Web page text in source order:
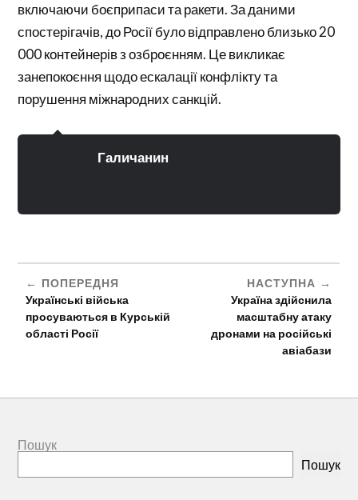
включаючи боєприпаси та ракети. За даними
спостерігачів, до Росії було відправлено близько 20
000 контейнерів з озброєнням. Це викликає
занепокоєння щодо ескалації конфлікту та
порушення міжнародних санкцій.
Галичанин
ПОПЕРЕДНЯ
Українські війська
просуваються в Курській
області Росії
НАСТУПНА
Україна здійснила
масштабну атаку
дронами на російські
авіабази
Пошук
Пошук